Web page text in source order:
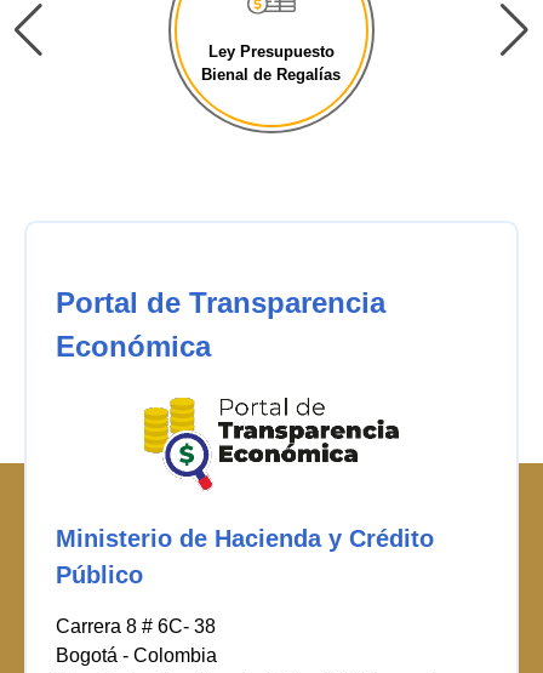
Ley Presupuesto
Bienal de Regalías
Portal de Transparencia
Económica
Ministerio de Hacienda y Crédito
Público
Carrera 8 # 6C- 38
Bogotá - Colombia